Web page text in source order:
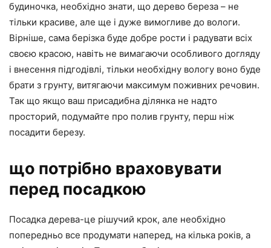
будиночка, необхідно знати, що дерево береза – не
тільки красиве, але ще і дуже вимогливе до вологи.
Вірніше, сама берізка буде добре рости і радувати всіх
своєю красою, навіть не вимагаючи особливого догляду
і внесення підгодівлі, тільки необхідну вологу воно буде
брати з грунту, витягаючи максимум поживних речовин.
Так що якщо ваш присадибна ділянка не надто
просторий, подумайте про полив грунту, перш ніж
посадити березу.
що потрібно враховувати
перед посадкою
Посадка дерева-це рішучий крок, але необхідно
попередньо все продумати наперед, на кілька років, а